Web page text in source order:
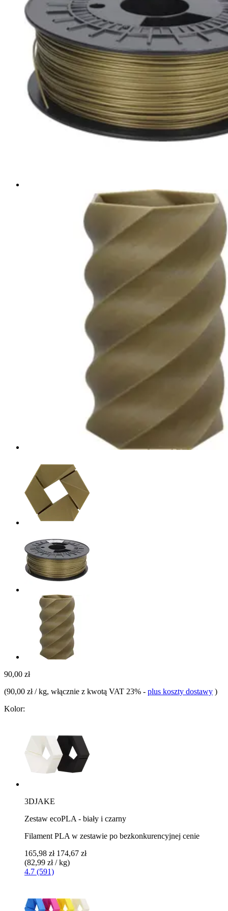
90,00 zł
(90,00 zł / kg, włącznie z kwotą VAT 23% - plus koszty dostawy )
Kolor:
3DJAKE
Zestaw ecoPLA - biały i czarny
Filament PLA w zestawie po bezkonkurencyjnej cenie
165,98 zł 174,67 zł
(82,99 zł / kg)
4.7 (591)